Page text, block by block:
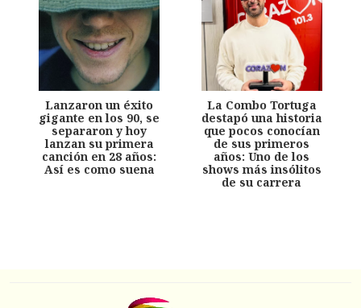
Lanzaron un éxito
gigante en los 90, se
separaron y hoy
lanzan su primera
canción en 28 años:
Así es como suena
La Combo Tortuga
destapó una historia
que pocos conocían
de sus primeros
años: Uno de los
shows más insólitos
de su carrera